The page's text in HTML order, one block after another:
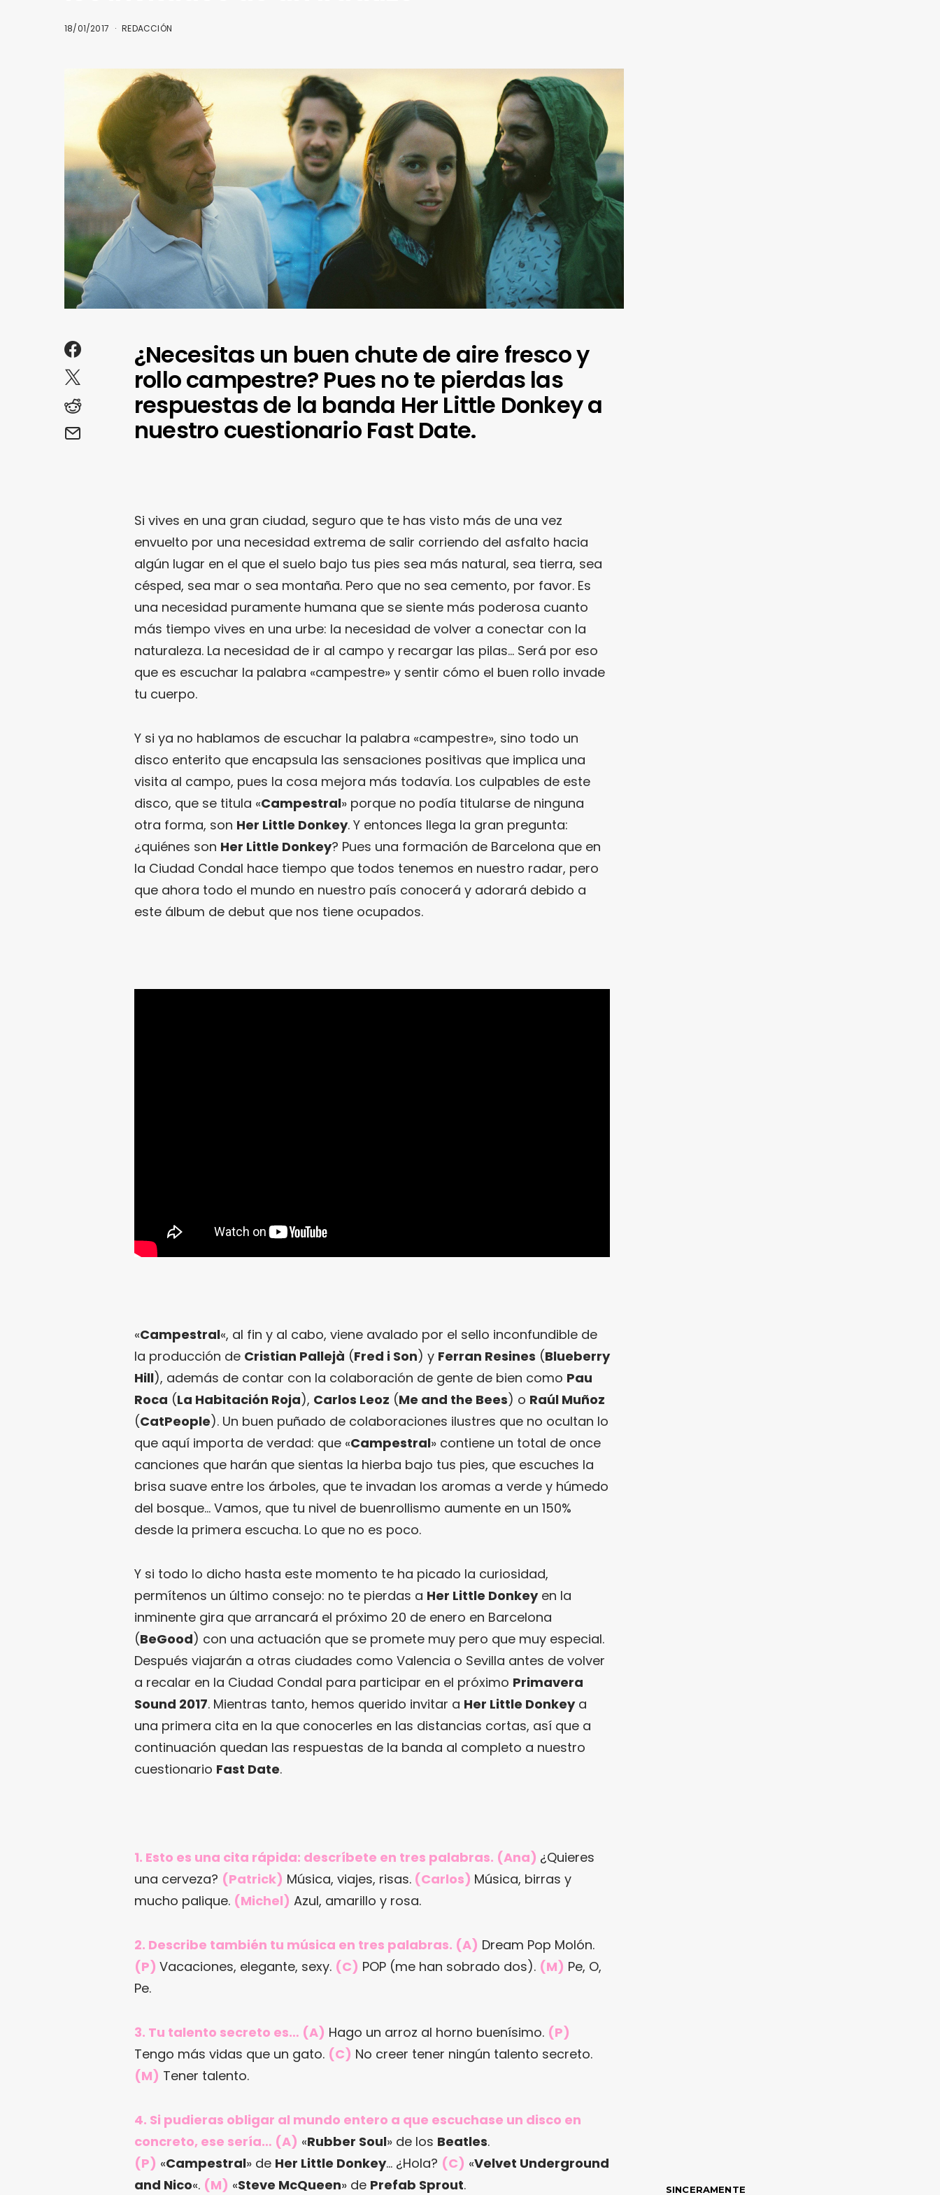
18/01/2017 REDACCIÓN
¿Necesitas un buen chute de aire fresco y
rollo campestre? Pues no te pierdas las
respuestas de la banda Her Little Donkey a
nuestro cuestionario Fast Date.
Si vives en una gran ciudad, seguro que te has visto más de una vez
envuelto por una necesidad extrema de salir corriendo del asfalto hacia
algún lugar en el que el suelo bajo tus pies sea más natural, sea tierra, sea
césped, sea mar o sea montaña. Pero que no sea cemento, por favor. Es
una necesidad puramente humana que se siente más poderosa cuanto
más tiempo vives en una urbe: la necesidad de volver a conectar con la
naturaleza. La necesidad de ir al campo y recargar las pilas… Será por eso
que es escuchar la palabra «campestre» y sentir cómo el buen rollo invade
tu cuerpo.
Y si ya no hablamos de escuchar la palabra «campestre», sino todo un
disco enterito que encapsula las sensaciones positivas que implica una
visita al campo, pues la cosa mejora más todavía. Los culpables de este
disco, que se titula «Campestral» porque no podía titularse de ninguna
otra forma, son Her Little Donkey. Y entonces llega la gran pregunta:
¿quiénes son Her Little Donkey? Pues una formación de Barcelona que en
la Ciudad Condal hace tiempo que todos tenemos en nuestro radar, pero
que ahora todo el mundo en nuestro país conocerá y adorará debido a
este álbum de debut que nos tiene ocupados.
«Campestral«, al fin y al cabo, viene avalado por el sello inconfundible de
la producción de Cristian Pallejà (Fred i Son) y Ferran Resines (Blueberry
Hill), además de contar con la colaboración de gente de bien como Pau
Roca (La Habitación Roja), Carlos Leoz (Me and the Bees) o Raúl Muñoz
(CatPeople). Un buen puñado de colaboraciones ilustres que no ocultan lo
que aquí importa de verdad: que «Campestral» contiene un total de once
canciones que harán que sientas la hierba bajo tus pies, que escuches la
brisa suave entre los árboles, que te invadan los aromas a verde y húmedo
del bosque… Vamos, que tu nivel de buenrollismo aumente en un 150%
desde la primera escucha. Lo que no es poco.
Y si todo lo dicho hasta este momento te ha picado la curiosidad,
permítenos un último consejo: no te pierdas a Her Little Donkeyen la
inminente gira que arrancará el próximo 20 de enero en Barcelona
(BeGood) con una actuación que se promete muy pero que muy especial.
Después viajarán a otras ciudades como Valencia o Sevilla antes de volver
a recalar en la Ciudad Condal para participar en el próximo Primavera
Sound 2017. Mientras tanto, hemos querido invitar a Her Little Donkeya
una primera cita en la que conocerles en las distancias cortas, así que a
continuación quedan las respuestas de la banda al completo a nuestro
cuestionario Fast Date.
1. Esto es una cita rápida: descríbete en tres palabras. (Ana) ¿Quieres
una cerveza? (Patrick) Música, viajes, risas. (Carlos) Música, birras y
mucho palique. (Michel) Azul, amarillo y rosa.
2. Describe también tu música en tres palabras. (A) Dream Pop Molón.
(P) Vacaciones, elegante, sexy. (C) POP (me han sobrado dos). (M) Pe, O,
Pe.
3. Tu talento secreto es… (A) Hago un arroz al horno buenísimo. (P)
Tengo más vidas que un gato. (C) No creer tener ningún talento secreto.
(M) Tener talento.
4. Si pudieras obligar al mundo entero a que escuchase un disco en
concreto, ese sería… (A) «Rubber Soul» de los Beatles.
(P) «Campestral» de Her Little Donkey… ¿Hola? (C) «Velvet Underground
and Nico«. (M) «Steve McQueen» de Prefab Sprout. SINCERAMENTE